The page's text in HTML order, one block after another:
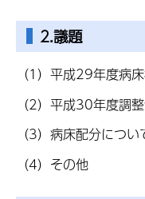
2.議題
（1）平成29年度病
（2）平成30年度調
（3）病床配分につい
（4）その他